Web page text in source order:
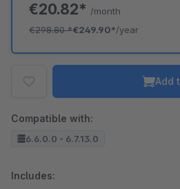
€20.82* /month
€298.80*€249.90*/year
Add
Compatible with:
6.6.0.0 - 6.7.13.0
Includes: